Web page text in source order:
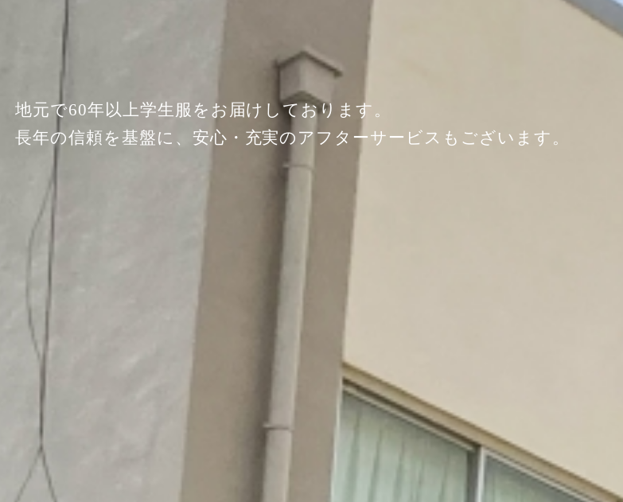
地元で60年以上学⽣服をお届けしております。
⻑年の信頼を基盤に、安⼼・充実のアフターサービスもございます。